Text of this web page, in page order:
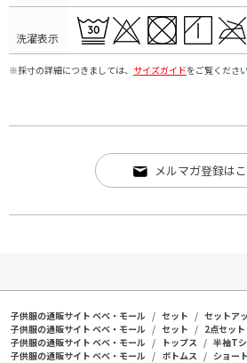
洗濯表示
※採寸の詳細につきましては、 サイズガイドをご覧ください
メルマガ登録は
子供服の通販サイト ベベ・モール セット
セットア
子供服の通販サイト ベベ・モール
セット
2点セット
子供服の通販サイト ベベ・モール
トップス
半袖T
子供服の通販サイト ベベ・モール
ボトムス ショー